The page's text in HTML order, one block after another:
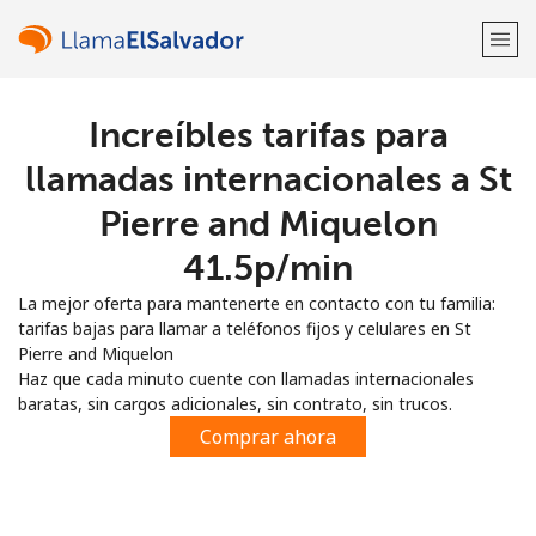
¡Bienvenido!
Regístrate con
o
Increíbles tarifas para
llamadas internacionales a St
Pierre and Miquelon
⁦41.5p⁩/min
La mejor oferta para mantenerte en contacto con tu familia:
tarifas bajas para llamar a teléfonos fijos y celulares en St
Pierre and Miquelon
Haz que cada minuto cuente con llamadas internacionales
baratas, sin cargos adicionales, sin contrato, sin trucos.
Comprar ahora